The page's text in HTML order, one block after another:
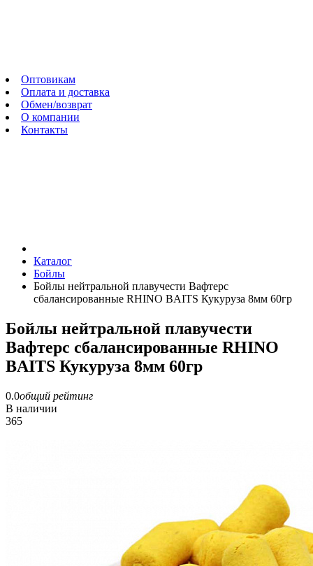
Оптовикам
Оплата и доставка
Обмен/возврат
О компании
Контакты
Каталог
Бойлы
Бойлы нейтральной плавучести Вафтерс
сбалансированные RHINO BAITS Кукуруза 8мм 60гр
Бойлы нейтральной плавучести
Вафтерс сбалансированные RHINO
BAITS Кукуруза 8мм 60гр
0.0общий рейтинг
В наличии
365